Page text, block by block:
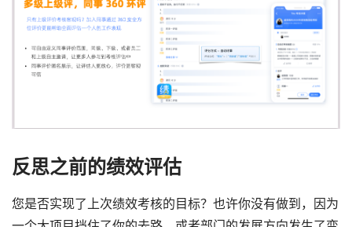
反思之前的绩效评估
您是否实现了上次绩效考核的目标？也许你没有做到，因为